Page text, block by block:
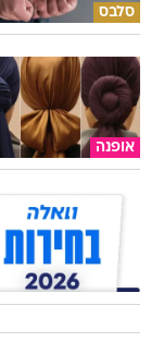
סלבס
אופנה